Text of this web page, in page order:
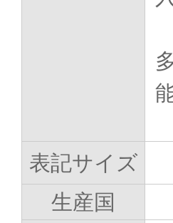
表記サイズ
生産国